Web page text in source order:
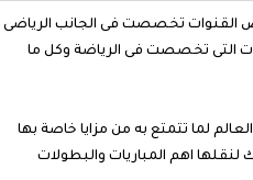
القنوات تخصصت فى الجانب الرياضى
التى تخصصت فى الرياضة وكل ما
لما تتمتع به من مزايا خاصة بها
اهم المباريات والبطولات